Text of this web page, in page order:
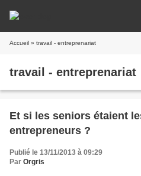
Accueil » travail - entreprenariat
travail - entreprenariat
Et si les seniors étaient
entrepreneurs ?
Publié le 13/11/2013 à 09:29
Par Orgris